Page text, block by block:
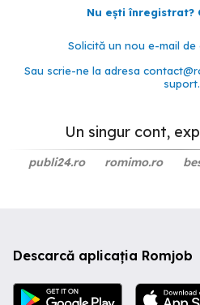
Nu ești înregistrat?
Solicită un nou e-mail
Sau scrie-ne la adresa
suport.
Un singur cont,
publi24.ro romimo.ro
Descarcă aplicația Romjob